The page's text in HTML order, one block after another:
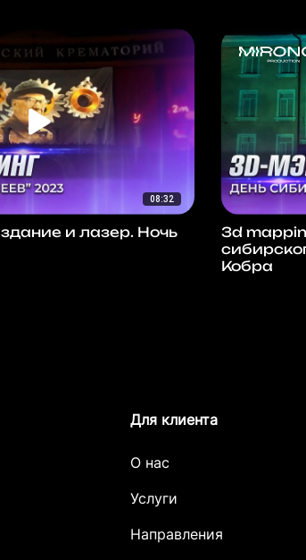
08:32
и лазер. Ночь
3d
Кобра
Для клиента
О нас
Услуги
Направления